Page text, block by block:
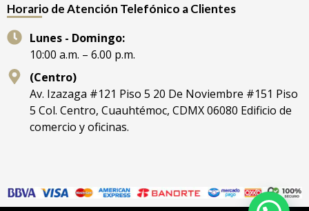
Horario de Atención Telefónico a Clientes
Lunes - Domingo:
10:00 a.m. – 6.00 p.m.
(Centro)
Av. Izazaga #121 Piso 5 20 De Noviembre #151 Piso
5 Col. Centro, Cuauhtémoc, CDMX 06080 Edificio de
comercio y oficinas.